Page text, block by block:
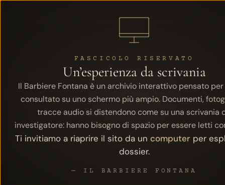
FASCICOLO RISERVATO
Un’esperienza da scrivania
Il Barbiere Fontana è un archivio interattivo pensato
consultato su uno schermo più ampio. Documenti,
tracce audio si distendono come su una scrivania
investigatore: hanno bisogno di spazio per essere letti
Ti invitiamo a riaprire il sito da un computer per
dossier.
— IL BARBIERE FONTANA
Concilio della Causa di Canonizzazione
Concilio della Causa
Accesso riservato all’archivio e alla Sala Episcoporum